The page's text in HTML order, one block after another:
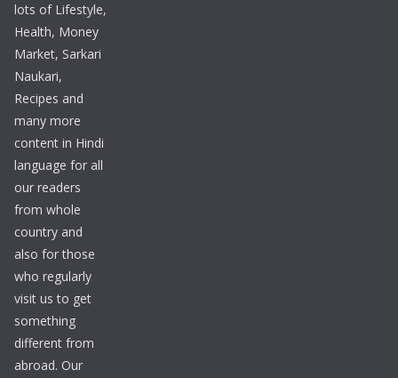
lots of Lifestyle,
Health, Money
Market, Sarkari
Naukari,
Recipes and
many more
content in Hindi
language for all
our readers
from whole
country and
also for those
who regularly
visit us to get
something
different from
abroad. Our